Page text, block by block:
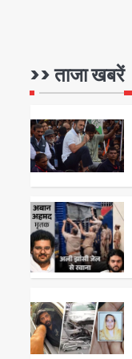
>> ताजा खबरें
1
2
3
4